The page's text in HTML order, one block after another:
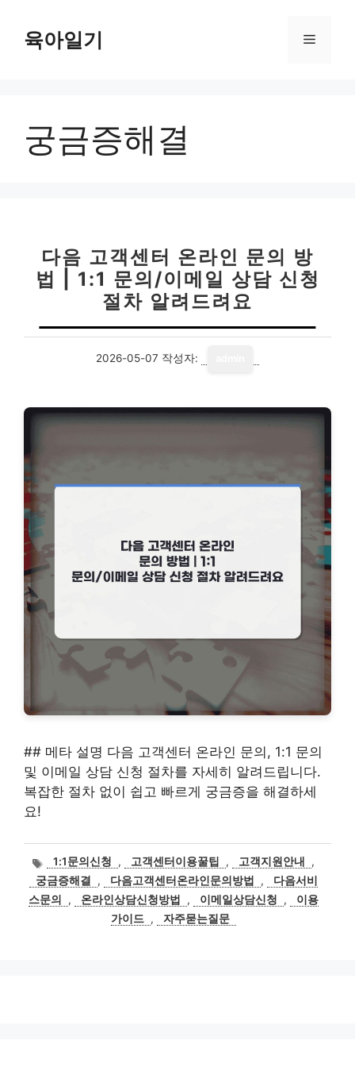
육아일기 메
궁금증해결
다음 고객센터 온라인 문의 방
법 | 1:1 문의/이메일 상담 신청
절차 알려드려요
2026-05-07 작성자:
## 메타 설명 다음 고객센터 온라인 문의, 1:1 문의
및 이메일 상담 신청 절차를 자세히 알려드립니다.
복잡한 절차 없이 쉽고 빠르게 궁금증을 해결하세
요!
태
그
1:1문의신청 , 고객센터이용꿀팁 , 고객지원안내
,
궁금증해결
, 다음고객센터온라인문의방법 ,
다음서비
스문의
, 온라인상담신청방법 , 이메일상담신청 ,
이용
가이드 , 자주묻는질문